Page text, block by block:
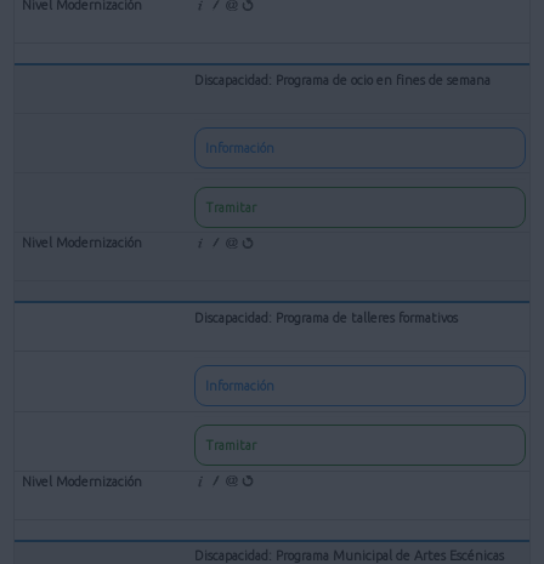
Discapacidad: Programa de ocio en fines de semana
Información
Tramitar
Discapacidad: Programa de talleres formativos
Información
Tramitar
Discapacidad: Programa Municipal de Artes Escénicas